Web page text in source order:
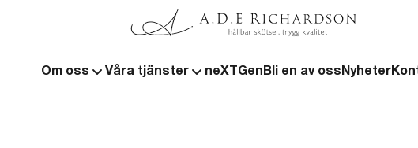
Om oss Våra tjänster neXTGen Bli en av oss Nyheter